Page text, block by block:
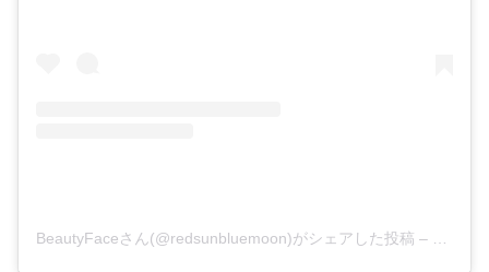
BeautyFaceさん(@redsunbluemoon)がシェアした投稿 –